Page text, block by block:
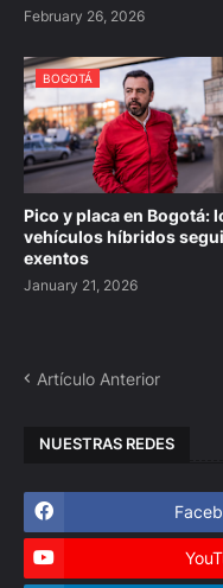
February 26, 2026
BOGOTÁ
Pico y placa en Bogotá:
vehículos híbridos
exentos
January 21, 2026
Artículo Anterior
NUESTRAS REDES